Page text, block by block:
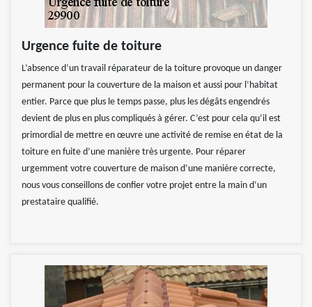
Urgence fuite de toiture
L’absence d’un travail réparateur de la toiture provoque un danger
permanent pour la couverture de la maison et aussi pour l’habitat
entier. Parce que plus le temps passe, plus les dégâts engendrés
devient de plus en plus compliqués à gérer. C’est pour cela qu’il est
primordial de mettre en œuvre une activité de remise en état de la
toiture en fuite d’une manière très urgente. Pour réparer
urgemment votre couverture de maison d’une manière correcte,
nous vous conseillons de confier votre projet entre la main d’un
prestataire qualifié.